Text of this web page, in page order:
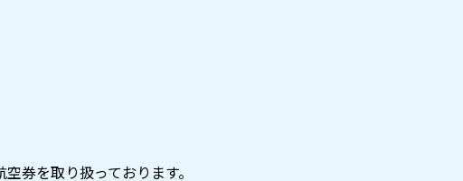
券を取り扱っております。